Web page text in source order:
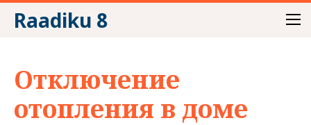
Raadiku 8
Отключение
отопления в доме